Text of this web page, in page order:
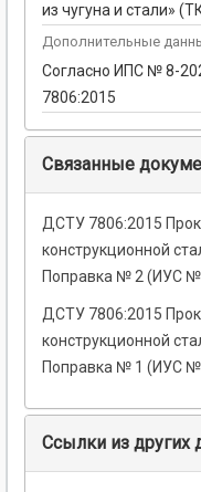
из чугуна и стали»
Дополнительные
Согласно ИПС № 8-
7806:2015
Связанные
ДСТУ 7806:2015
конструкционной
Поправка № 2 (ИУС №
ДСТУ 7806:2015
конструкционной
Поправка № 1 (ИУС №
Ссылки из других